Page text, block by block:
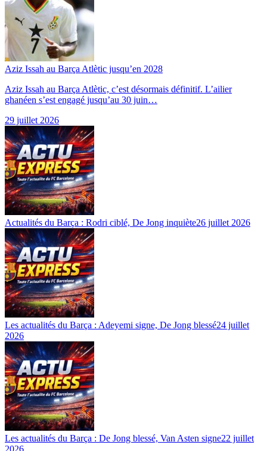
Aziz Issah au Barça Atlètic jusqu’en 2028
Aziz Issah au Barça Atlètic, c’est désormais définitif. L’ailier
ghanéen s’est engagé jusqu’au 30 juin…
29 juillet 2026
Actualités du Barça : Rodri ciblé, De Jong inquiète26 juillet 2026
Les actualités du Barça : Adeyemi signe, De Jong blessé24 juillet
2026
Les actualités du Barça : De Jong blessé, Van Asten signe22 juillet
2026